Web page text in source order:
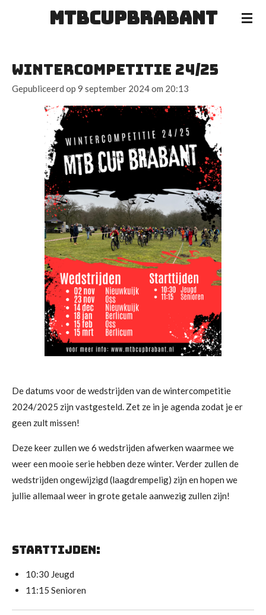
hoofdinhoud
MTBCUPBRABANT
Wintercompetitie 24/25
Gepubliceerd op 9 september 2024 om 20:13
De datums voor de wedstrijden van de wintercompetitie
2024/2025 zijn vastgesteld. Zet ze in je agenda zodat je er
geen zult missen!
Deze keer zullen we 6 wedstrijden afwerken waarmee we
weer een mooie serie hebben deze winter. Verder zullen de
wedstrijden ongewijzigd (laagdrempelig) zijn en hopen we
jullie allemaal weer in grote getale aanwezig zullen zijn!
Starttijden:
10:30 Jeugd
11:15 Senioren